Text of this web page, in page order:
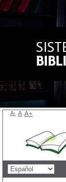
A- A A+